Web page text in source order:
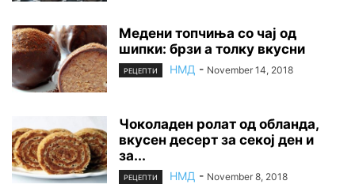
Медени топчиња со чај од
шипки: брзи а толку вкусни
РЕЦЕПТИ НМД - November 14, 2018
Чоколаден ролат од обланда,
вкусен десерт за секој ден и
за...
РЕЦЕПТИ НМД - November 8, 2018